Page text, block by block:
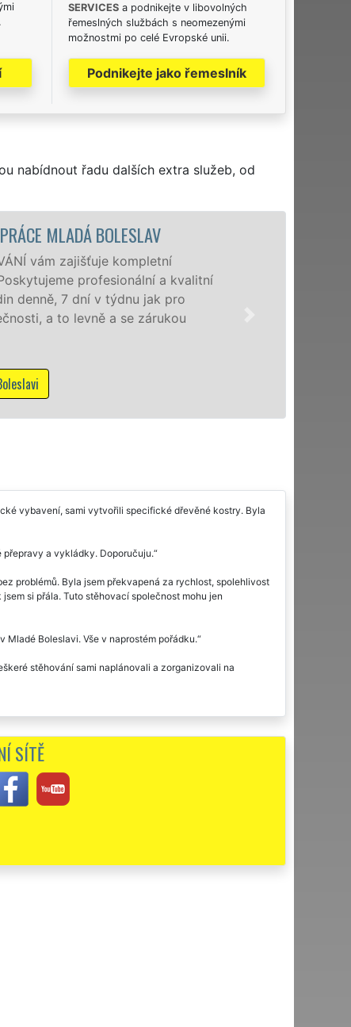
SERVICES a podnikejte v libovolných
řemeslných službách s neomezenými
možnostmi po celé Evropské unii.
Podnikejte jako řemeslník
nabídnout řadu dalších extra služeb, od
STĚHOVACÍ SLUŽBA MLADÁ
vybavení, sami vytvořili specifické dřevěné kostry. Byla
a vykládky. Doporučuju.
problémů. Byla jsem překvapená za rychlost, spolehlivost
si přála. Tuto stěhovací společnost mohu jen
Boleslavi. Vše v naprostém pořádku.
stěhování sami naplánovali a zorganizovali na
SÍTĚ